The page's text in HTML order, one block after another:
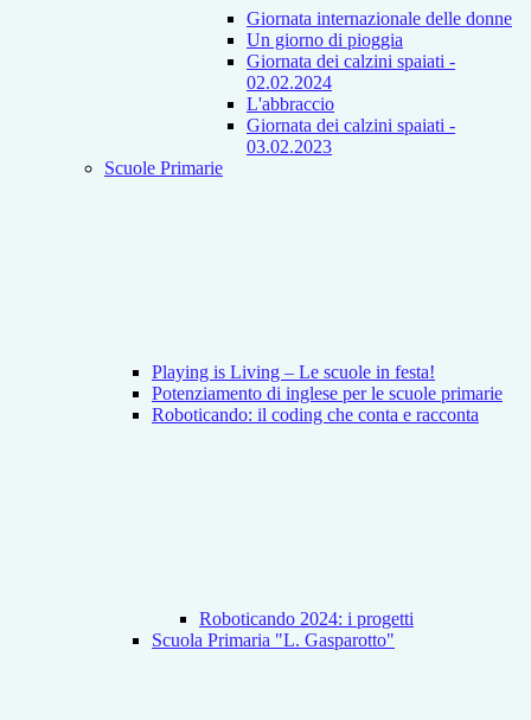
Giornata internazionale delle donne
Un giorno di pioggia
Giornata dei calzini spaiati -
02.02.2024
L'abbraccio
Giornata dei calzini spaiati -
03.02.2023
Scuole Primarie
Playing is Living – Le scuole in festa!
Potenziamento di inglese per le scuole primarie
Roboticando: il coding che conta e racconta
Roboticando 2024: i progetti
Scuola Primaria "L. Gasparotto"